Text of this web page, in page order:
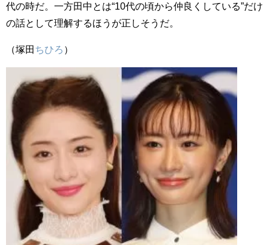
代の時だ。一方田中とは“10代の頃から仲良くしている”だけ
の話として理解するほうが正しそうだ。
（塚田 ちひろ ）